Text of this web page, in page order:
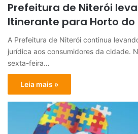
Prefeitura de Niterói
Itinerante para Horto do
A Prefeitura de Niterói continua
jurídica aos consumidores da cidade.
sexta-feira…
Leia mais »